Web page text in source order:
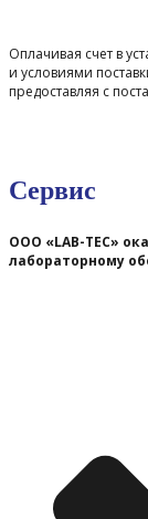
Оплачивая счет в
и условиями
предоставляя с
Сервис
ООО «LAB-TEC»
лабораторному